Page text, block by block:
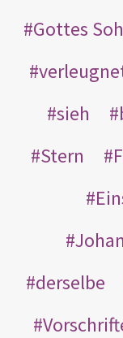
Gottes
sieh
Stern
derselbe